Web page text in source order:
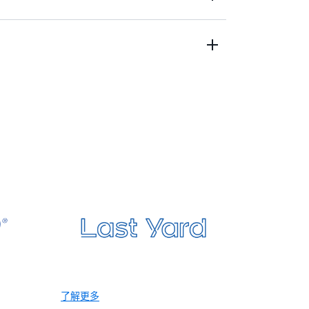
和 Amazon Personalize，在多个接触点
了解更多